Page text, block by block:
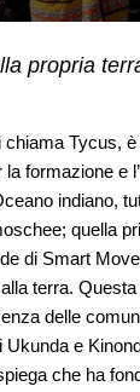
propria
chiama Tycus,
formazione e
indiano,
quella
di Smart
terra.
delle
e
che ha